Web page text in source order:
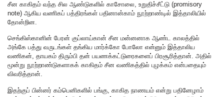
சீன காகிதம் வந்த சில ஆண்டுகளில் காசோலை, உறுதிச்சீட்டு (promisory
note) ஆகிய வணிகப் பத்திரங்கள் பதினான்காம் நூற்றாண்டில் இத்தாலியில்
தோன்றின.
செங்கிஸ்கானின் பேரன் குப்லாய்கான் சீன மன்னனாக ஆண்ட காலத்தில்
அங்கே பத்து வருடங்கள் தங்கிய மார்க்கோ போலோ என்னும் இத்தாலிய
வணிகன், தாயகம் திரும்பி தன் பயணக்கட்டுரைகளைப் பிரசூரித்தான். அதில்
மூன்று நூற்றாண்டுகளாகக் காகிதம் சீன வணிகத்தில் புழக்கம் என்பதையும்
விவரித்தான்.
இதற்குப் பின்னர் கம்பெனிகளில் பங்கு, காகித நாணயம் என்று பதினேழாம்